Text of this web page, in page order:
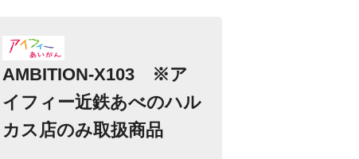
AMBITION-X103 ※ア
イフィー近鉄あべのハル
カス店のみ取扱商品